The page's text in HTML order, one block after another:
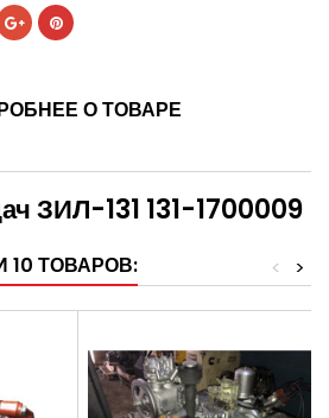
О ТОВАРЕ
ЗИЛ-131 131-1700009
10 ТОВАРОВ: >
<